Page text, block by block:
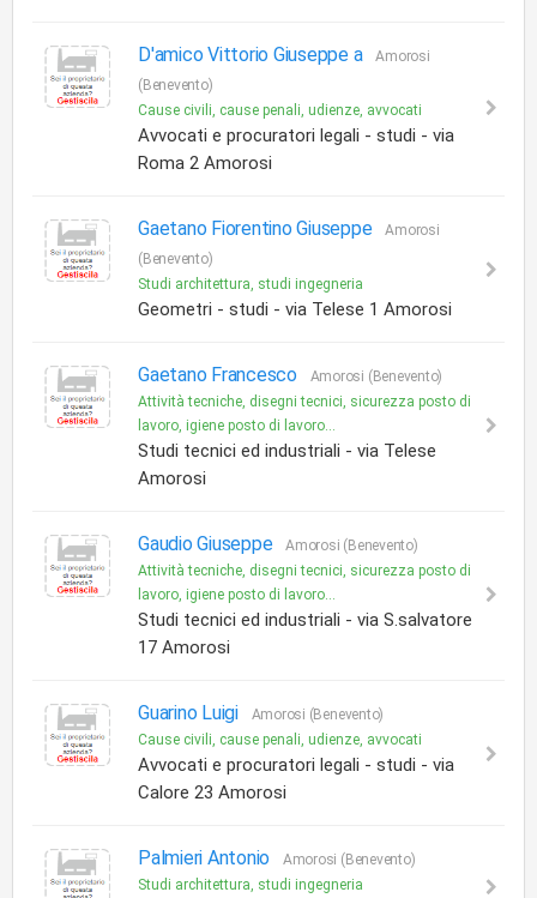
D'amico Vittorio Giuseppe a
Amorosi
(Benevento)
Cause civili, cause penali, udienze, avvocati
Avvocati e procuratori legali - studi - via
Roma 2 Amorosi
Gaetano Fiorentino Giuseppe
Amorosi
(Benevento)
Studi architettura, studi ingegneria
Geometri - studi - via Telese 1 Amorosi
Gaetano Francesco
Amorosi (Benevento)
Attività tecniche, disegni tecnici, sicurezza posto di
lavoro, igiene posto di lavoro...
Studi tecnici ed industriali - via Telese
Amorosi
Gaudio Giuseppe
Amorosi (Benevento)
Attività tecniche, disegni tecnici, sicurezza posto di
lavoro, igiene posto di lavoro...
Studi tecnici ed industriali - via S.salvatore
17 Amorosi
Guarino Luigi
Amorosi (Benevento)
Cause civili, cause penali, udienze, avvocati
Avvocati e procuratori legali - studi - via
Calore 23 Amorosi
Palmieri Antonio
Amorosi (Benevento)
Studi architettura, studi ingegneria